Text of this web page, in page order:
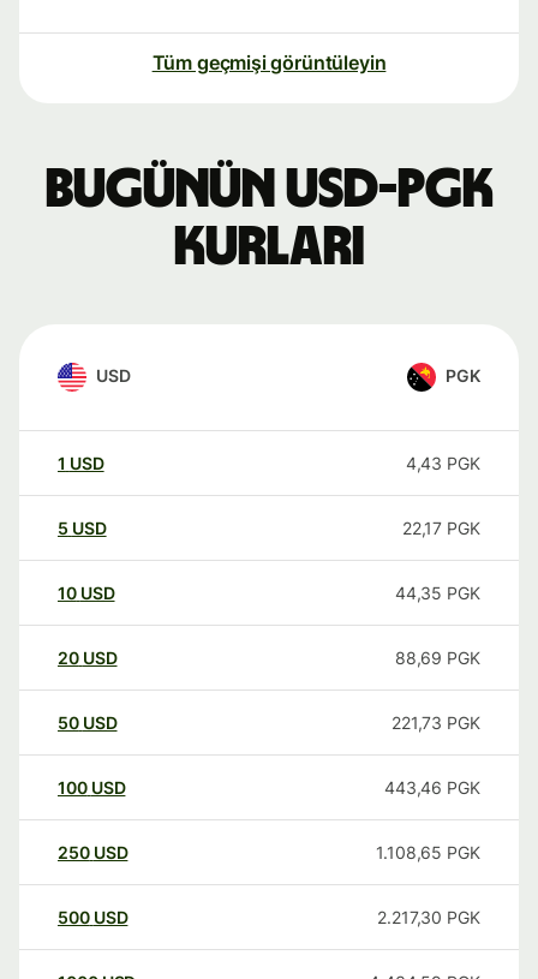
Tüm geçmişi görüntüleyin
Bugünün USD-PGK
kurları
USD PGK
1 USD 4,43 PGK
5 USD 22,17 PGK
10 USD 44,35 PGK
20 USD 88,69 PGK
50 USD 221,73 PGK
100 USD 443,46 PGK
250 USD 1.108,65 PGK
500 USD 2.217,30 PGK